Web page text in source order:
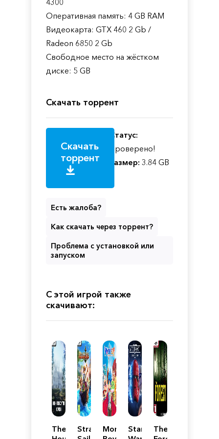
Оперативная память: 4 GB RAM
Видеокарта: GTX 460 2 Gb /
Radeon 6850 2 Gb
Свободное место на жёстком
диске: 5 GB
Скачать торрент
Скачать
торрент
Статус:
Проверено!
Размер: 3.84 GB
Есть жалоба?
Как скачать через торрент?
Проблема с установкой или
запуском
С этой игрой также
скачивают:
The
StrandedMonsterStar
The